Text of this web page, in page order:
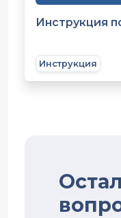
Инструкция
Инструкция